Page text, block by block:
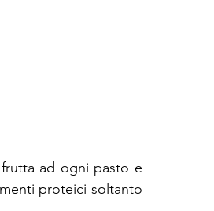
ad ogni pasto e
proteici soltanto